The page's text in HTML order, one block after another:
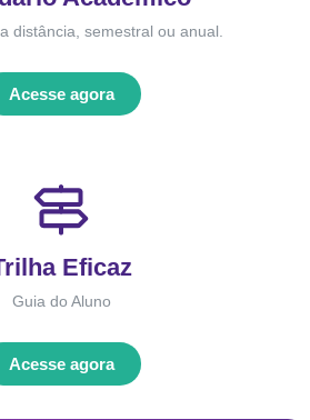
distância, semestral ou anual.
Acesse agora
Eficaz
Guia do Aluno
Acesse agora